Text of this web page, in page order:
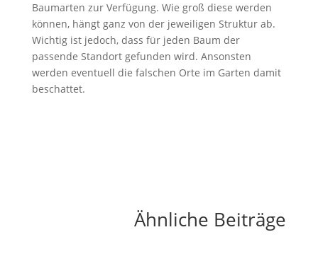
Baumarten zur Verfügung. Wie groß diese werden
können, hängt ganz von der jeweiligen Struktur ab.
Wichtig ist jedoch, dass für jeden Baum der
passende Standort gefunden wird. Ansonsten
werden eventuell die falschen Orte im Garten damit
beschattet.
Ähnliche Beiträge